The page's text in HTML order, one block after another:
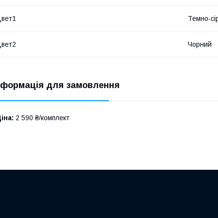
Темно-
Чорний
для замовлення
2 590 ₴/комплект